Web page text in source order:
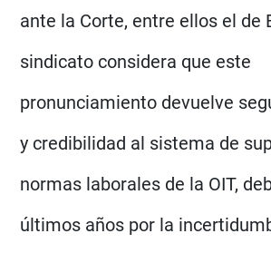
ante la Corte, entre ellos el de
sindicato considera que este
pronunciamiento devuelve
y credibilidad al sistema de
normas laborales de la OIT,
últimos años por la